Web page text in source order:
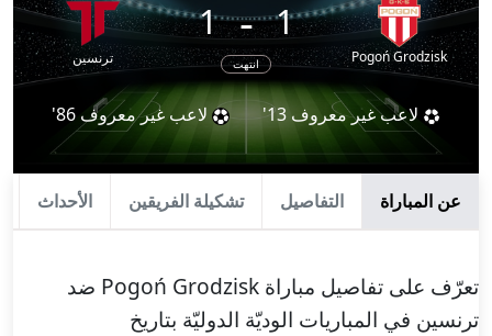
Pogoń Grodzisk
1
-
1
انتهت ترنسين
لاعب غير معروف 13' لاعب غير معروف 86'
عن المباراة التفاصيل تشكيلة الفريقين الأحداث
تعرّف على تفاصيل مباراة Pogoń Grodzisk ضد
ترنسين في المباريات الوديّة الدوليّة بتاريخ